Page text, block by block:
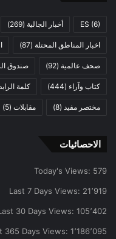
ES (6) أخبار الجالية (269)
اخبار المناطق المحتلة (87)
صحف عالمية (92) صندوق
كتاب وآراء (444) كلمة
مختصر مفيد (8) مقابلات (5)
الاحصائيات
Today's Views: 579
Last 7 Days Views: 21٬919
30 Days Views: 105٬402
365 Days Views: 1٬186٬095